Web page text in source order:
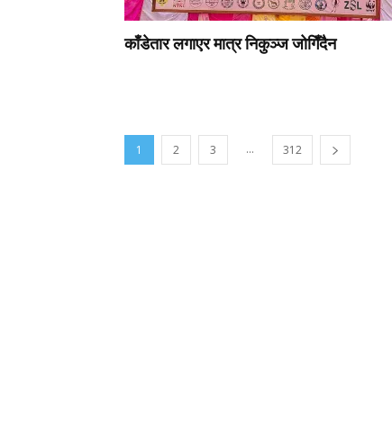
काँडेतार लगाएर मात्र निकुञ्ज जोगिँदैन
1 2 3 ... 312